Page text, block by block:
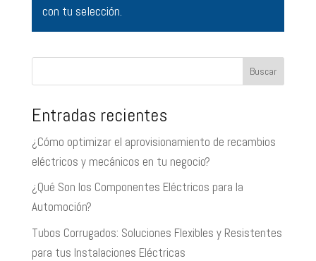
con tu selección.
Buscar
Entradas recientes
¿Cómo optimizar el aprovisionamiento de recambios
eléctricos y mecánicos en tu negocio?
¿Qué Son los Componentes Eléctricos para la
Automoción?
Tubos Corrugados: Soluciones Flexibles y Resistentes
para tus Instalaciones Eléctricas